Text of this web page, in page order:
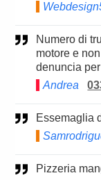
Numero di truffatore. gli ho pagato 1800 euro per un
motore e
denuncia
Andrea
Pizzeria